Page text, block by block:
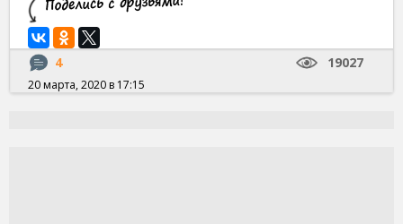
4 19027
20 марта, 2020 в 17:15